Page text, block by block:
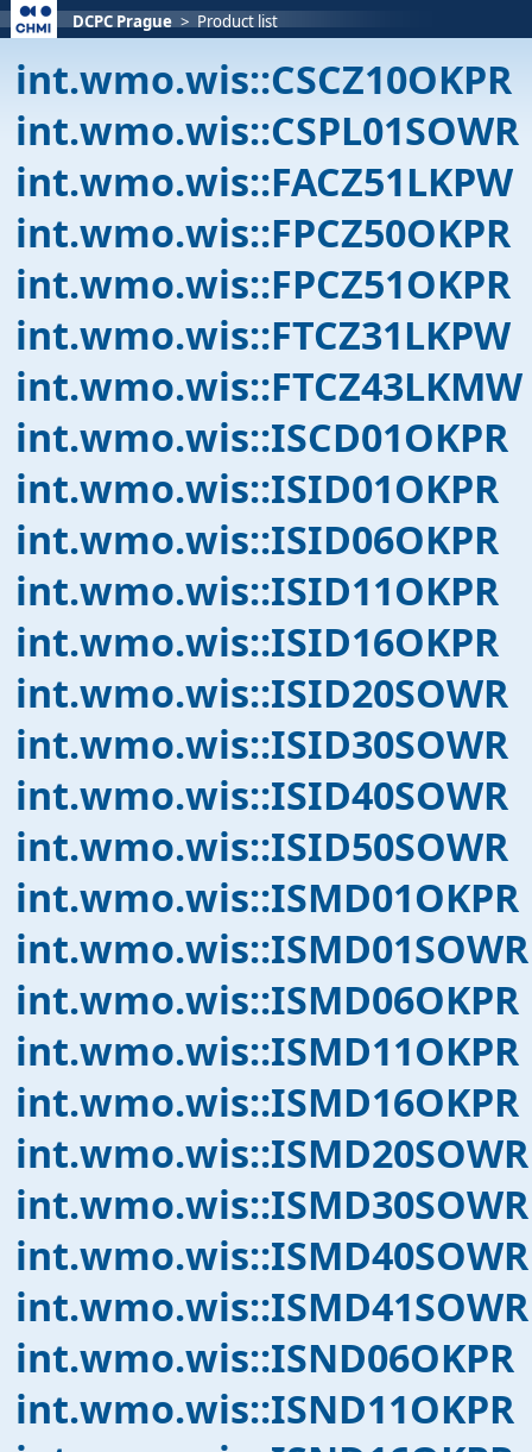
DCPC Prague > Product list
int.wmo.wis::CSCZ10OKPR
int.wmo.wis::CSPL01SOWR
int.wmo.wis::FACZ51LKPW
int.wmo.wis::FPCZ50OKPR
int.wmo.wis::FPCZ51OKPR
int.wmo.wis::FTCZ31LKPW
int.wmo.wis::FTCZ43LKMW
int.wmo.wis::ISCD01OKPR
int.wmo.wis::ISID01OKPR
int.wmo.wis::ISID06OKPR
int.wmo.wis::ISID11OKPR
int.wmo.wis::ISID16OKPR
int.wmo.wis::ISID20SOWR
int.wmo.wis::ISID30SOWR
int.wmo.wis::ISID40SOWR
int.wmo.wis::ISID50SOWR
int.wmo.wis::ISMD01OKPR
int.wmo.wis::ISMD01SOWR
int.wmo.wis::ISMD06OKPR
int.wmo.wis::ISMD11OKPR
int.wmo.wis::ISMD16OKPR
int.wmo.wis::ISMD20SOWR
int.wmo.wis::ISMD30SOWR
int.wmo.wis::ISMD40SOWR
int.wmo.wis::ISMD41SOWR
int.wmo.wis::ISND06OKPR
int.wmo.wis::ISND11OKPR